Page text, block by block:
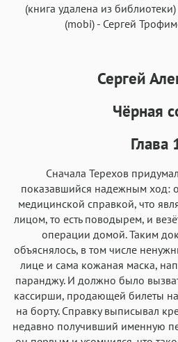
Аа
Аа
Аа
Аа Аа
(книга удалена из библиотеки)
(mobi)- Сергей
Сергей
Чёрная
Глава
Сначала Терехов
показавшийся надежным ход:
медицинской справкой, что
лицом, то есть поводырем, и
операции домой. Таким
объяснялось, в том числе
лице и сама кожаная маска,
паранджу. И должно было
кассирши, продающей билеты
на борту. Справку выписывал
недавно получивший именную